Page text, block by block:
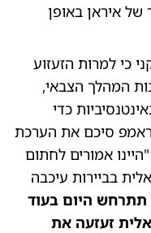
של איראן באופן
כי למרות הזעזוע
המהלך הצבאי,
כדי
סיכם את הערכת
"היינו אמורים לחתום
בביירות עיכבה
היום בעוד
זעזעה את